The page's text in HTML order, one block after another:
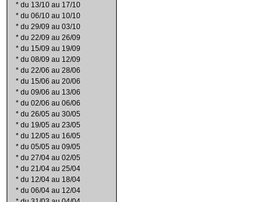
* du 13/10 au 17/10
* du 06/10 au 10/10
* du 29/09 au 03/10
* du 22/09 au 26/09
* du 15/09 au 19/09
* du 08/09 au 12/09
* du 22/06 au 28/06
* du 15/06 au 20/06
* du 09/06 au 13/06
* du 02/06 au 06/06
* du 26/05 au 30/05
* du 19/05 au 23/05
* du 12/05 au 16/05
* du 05/05 au 09/05
* du 27/04 au 02/05
* du 21/04 au 25/04
* du 12/04 au 18/04
* du 06/04 au 12/04